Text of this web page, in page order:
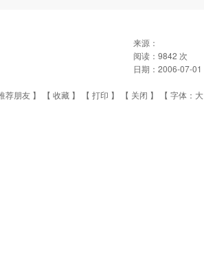
来源：
阅读： 9842 次
日期： 2006-07-01
荐朋友 】 【 收藏 】 【 打印 】 【 关闭 】 【 字体： 大